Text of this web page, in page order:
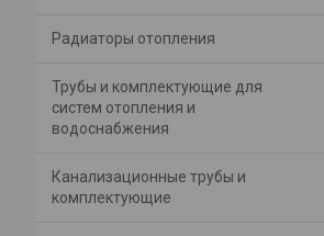
Радиаторы отопления
Трубы и комплектующие для
систем отопления и
водоснабжения
Канализационные трубы и
комплектующие